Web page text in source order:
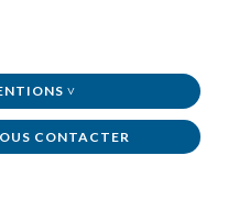
˅
CONTACTER